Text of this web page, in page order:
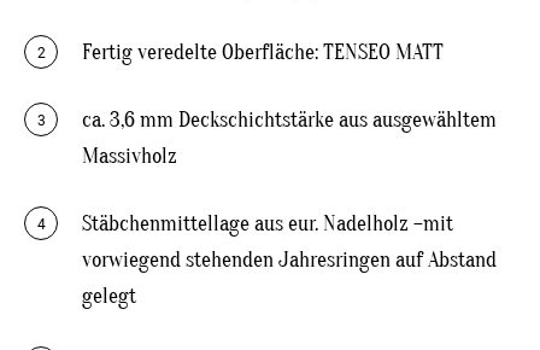
2 Fertig veredelte Oberfläche: TENSEO MATT
3
ca. 3,6 mm Deckschichtstärke aus ausgewähltem
Massivholz
4
Stäbchenmittellage aus eur. Nadelholz –mit
vorwiegend stehenden Jahresringen auf Abstand
gelegt